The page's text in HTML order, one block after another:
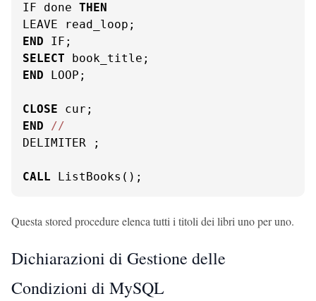
IF done THEN
END
SELECT
END LOOP;
CLOSE
END
//
DELIMITER ;
CALL ListBooks();
Questa stored procedure elenca tutti i titoli dei libri uno per uno.
Dichiarazioni di Gestione delle
Condizioni di MySQL